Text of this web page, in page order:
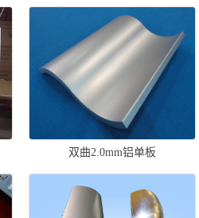
双曲2.0mm铝单板